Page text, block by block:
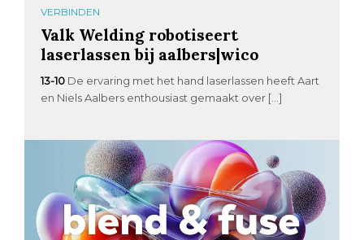
VERBINDEN
Valk Welding robotiseert
laserlassen bij aalbers|wico
13-10 De ervaring met het hand laserlassen heeft Aart
en Niels Aalbers enthousiast gemaakt over […]